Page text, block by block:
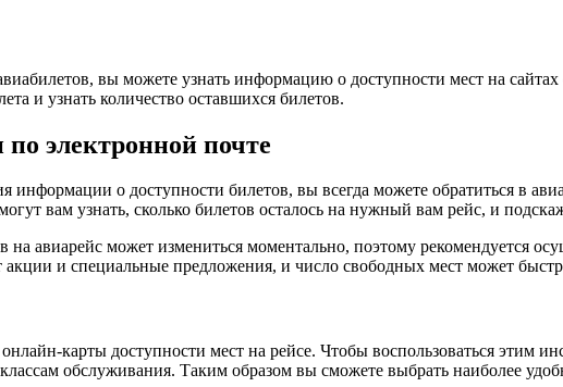
вы можете узнать информацию о доступности мест на
и узнать количество оставшихся билетов.
электронной почте
информации о доступности билетов, вы всегда можете обратиться в
вам узнать, сколько билетов осталось на нужный вам рейс, и
авиарейс может измениться моментально, поэтому рекомендуется
и специальные предложения, и число свободных мест может
карты доступности мест на рейсе. Чтобы воспользоваться этим
обслуживания. Таким образом вы сможете выбрать наиболее